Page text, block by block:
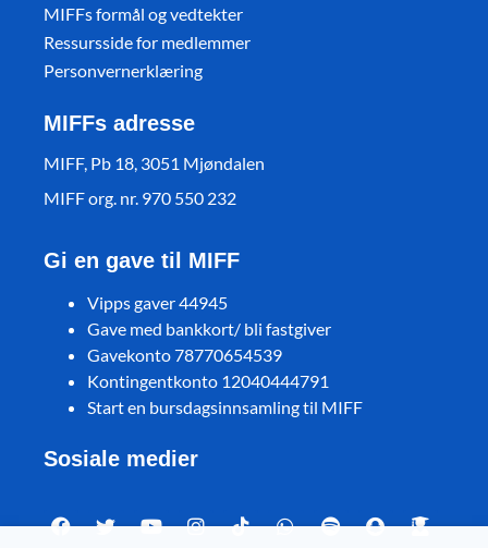
MIFFs formål og vedtekter
Ressursside for medlemmer
Personvernerklæring
MIFFs adresse
MIFF, Pb 18, 3051 Mjøndalen
MIFF org. nr. 970 550 232
Gi en gave til MIFF
Vipps gaver 44945
Gave med bankkort/ bli fastgiver
Gavekonto 78770654539
Kontingentkonto 12040444791
Start en bursdagsinnsamling til MIFF
Sosiale medier